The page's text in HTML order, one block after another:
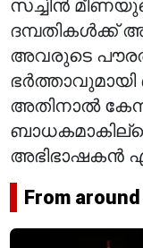
സച്ചിൻ
ദമ്പതികൾക്ക്
അവരുടെ
ഭർത്താവുമായി
അതിനാൽ
അഭിഭാഷകൻ
From